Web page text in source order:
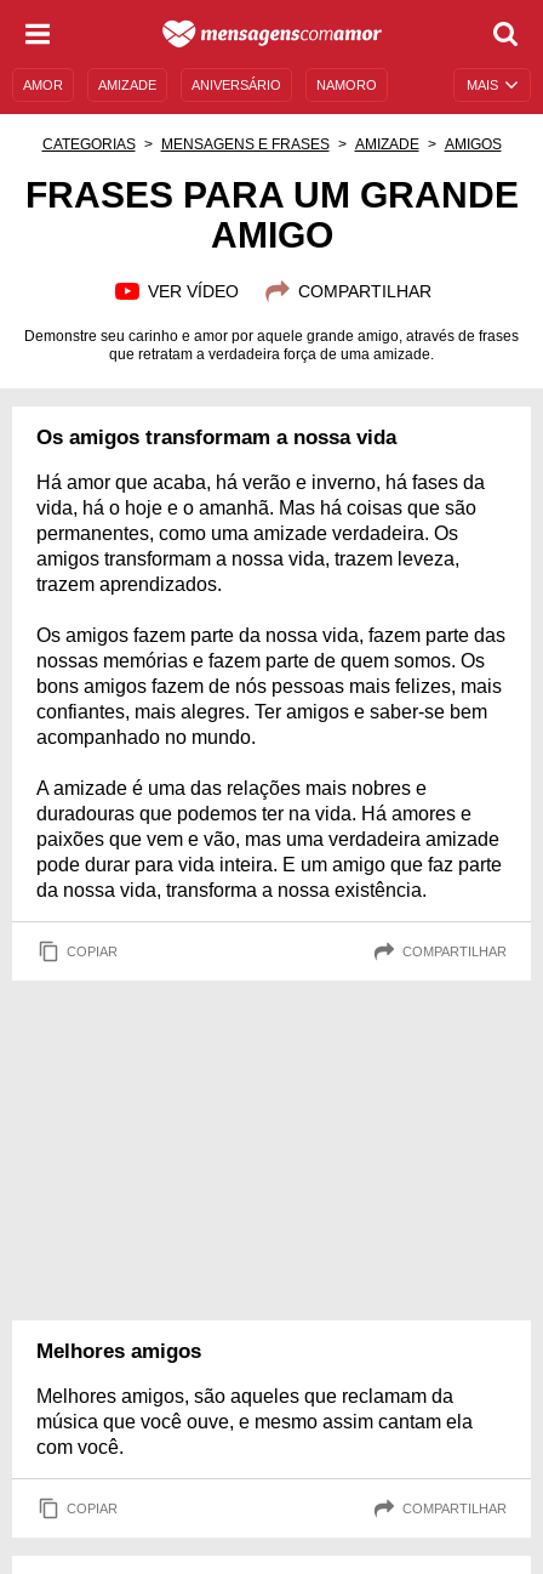
MAIS
AMOR AMIZADE ANIVERSÁRIO NAMORO
MENSAGENS DE ANIVERSÁRIO
CATEGORIAS MENSAGENS E FRASES AMIZADE AMIGOS
FRASES PARA UM GRANDE
AMIGO
VER VÍDEO COMPARTILHAR
Demonstre seu carinho e amor por aquele grande amigo, através de frases
que retratam a verdadeira força de uma amizade.
Os amigos transformam a nossa vida
Há amor que acaba, há verão e inverno, há fases da
vida, há o hoje e o amanhã. Mas há coisas que são
permanentes, como uma amizade verdadeira. Os
amigos transformam a nossa vida, trazem leveza,
trazem aprendizados.
Os amigos fazem parte da nossa vida, fazem parte das
nossas memórias e fazem parte de quem somos. Os
bons amigos fazem de nós pessoas mais felizes, mais
confiantes, mais alegres. Ter amigos e saber-se bem
acompanhado no mundo.
A amizade é uma das relações mais nobres e
duradouras que podemos ter na vida. Há amores e
paixões que vem e vão, mas uma verdadeira amizade
pode durar para vida inteira. E um amigo que faz parte
da nossa vida, transforma a nossa existência.
COPIAR COMPARTILHAR
Melhores amigos
Melhores amigos, são aqueles que reclamam da
música que você ouve, e mesmo assim cantam ela
com você.
COPIAR COMPARTILHAR